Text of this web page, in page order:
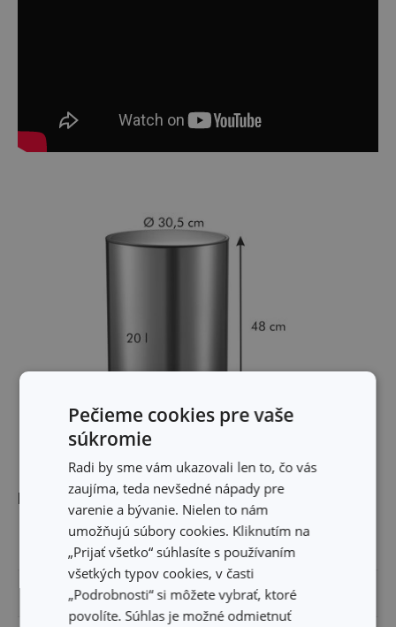
Rozmery
VÝŠKA PRODUKTU (CM)
DĹŽKA PRODUKTU (CM)
Pečieme cookies pre vaše
súkromie
Radi by sme vám ukazovali len to, čo vás
zaujíma, teda nevšedné nápady pre
varenie a bývanie. Nielen to nám
umožňujú súbory cookies. Kliknutím na
„Prijať všetko“ súhlasíte s používaním
všetkých typov cookies, v časti
„Podrobnosti“ si môžete vybrať, ktoré
povolíte. Súhlas je možné odmietnuť